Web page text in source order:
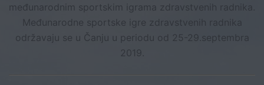
međunarodnim sportskim igrama zdravstvenih radnika.
Međunarodne sportske igre zdravstvenih radnika
održavaju se u Čanju u periodu od 25-29.septembra
2019.